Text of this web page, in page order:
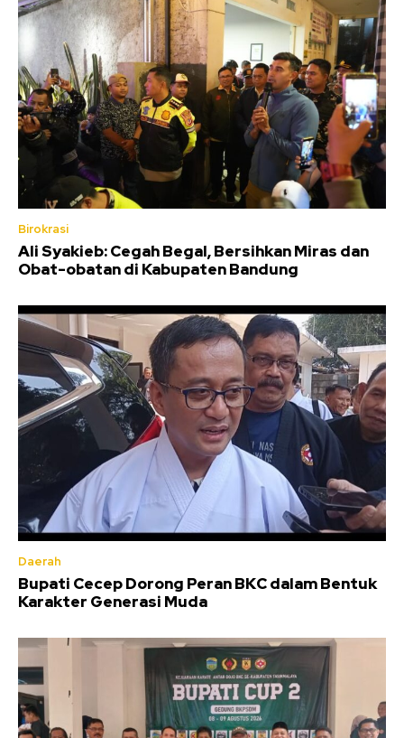
Birokrasi
Ali Syakieb: Cegah Begal, Bersihkan Miras dan
Obat-obatan di Kabupaten Bandung
Daerah
Bupati Cecep Dorong Peran BKC dalam Bentuk
Karakter Generasi Muda